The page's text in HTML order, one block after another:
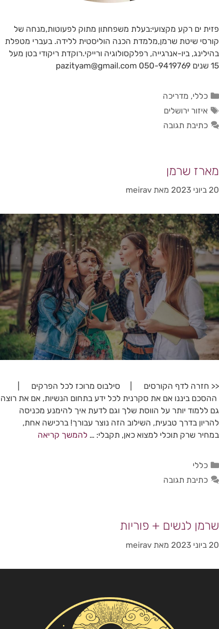
פזית ים רקע מקצועי:בעלת משפחתון מתוק לפעוטות,מנחה של
קורסי שיטת שרמן,מלמדת הכנה הוליסטית ללידה. בעברי מטפלת
בהילינג, ביו-אנרגייה, רפלקסולוגיה ורייקי.רוקדת ריקודי בטן מעל
15 שנים 050-9419769 pazityam@gmail.com
כללי, מדריכה
איזור ירושלים
כתיבת תגובה
מארז שרמן
20 ביוני 2023 מאת meirav
<< חזרה לדף הקורסים | סילבוס מרוכז לכל הפרקים |
ההסכם ביננו אם את סקרנית לכל ידע בתחום הנשיות, אם את רוצה
גם ללמוד יותר על הווסת שלך וגם לדעת איך להימנע מכניסה
להריון בדרך טבעית, השילוב הזה נוצר עבורך! ברכישה אחת,
במחיר שרק תוכלי למצוא כאן, תקבלי: … להמשך קריאה
כללי
כתיבת תגובה
שרמן לנשים + פוריות
20 ביוני 2023 מאת meirav